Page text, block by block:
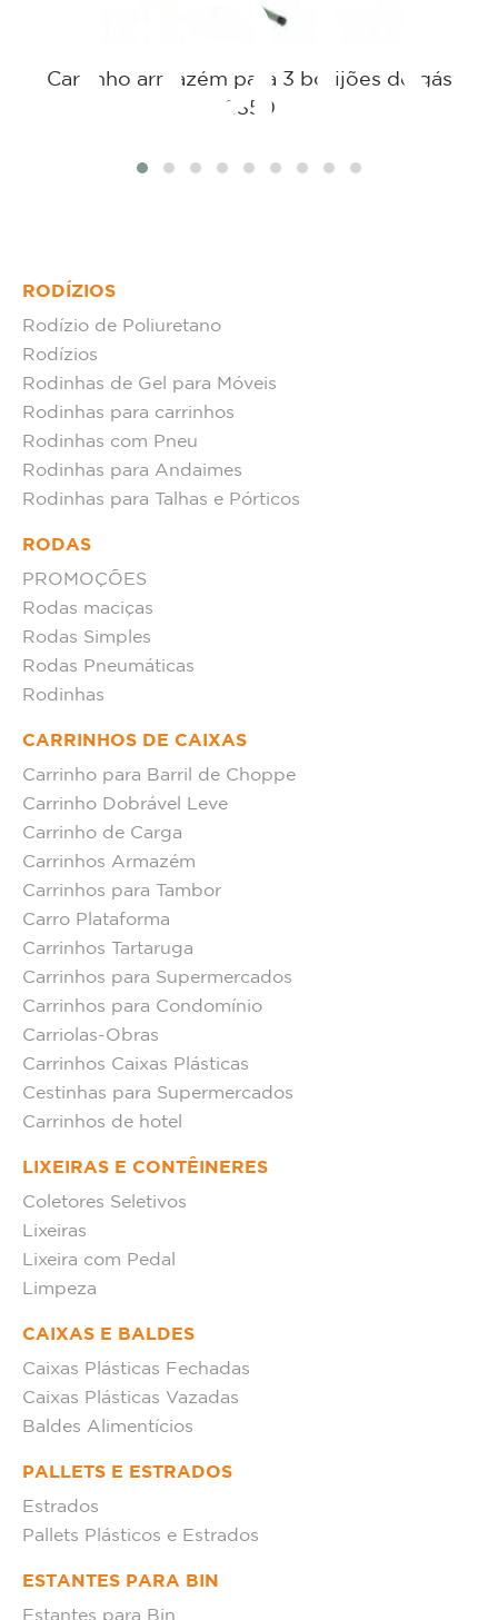
Carrinho armazém para 3 botijões de gás
C350
RODÍZIOS
Rodízio de Poliuretano
Rodízios
Rodinhas de Gel para Móveis
Rodinhas para carrinhos
Rodinhas com Pneu
Rodinhas para Andaimes
Rodinhas para Talhas e Pórticos
RODAS
PROMOÇÕES
Rodas maciças
Rodas Simples
Rodas Pneumáticas
Rodinhas
CARRINHOS DE CAIXAS
Carrinho para Barril de Choppe
Carrinho Dobrável Leve
Carrinho de Carga
Carrinhos Armazém
Carrinhos para Tambor
Carro Plataforma
Carrinhos Tartaruga
Carrinhos para Supermercados
Carrinhos para Condomínio
Carriolas-Obras
Carrinhos Caixas Plásticas
Cestinhas para Supermercados
Carrinhos de hotel
LIXEIRAS E CONTÊINERES
Coletores Seletivos
Lixeiras
Lixeira com Pedal
Limpeza
CAIXAS E BALDES
Caixas Plásticas Fechadas
Caixas Plásticas Vazadas
Baldes Alimentícios
PALLETS E ESTRADOS
Estrados
Pallets Plásticos e Estrados
ESTANTES PARA BIN
Estantes para Bin